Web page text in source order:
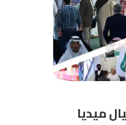
2026-08-07
ميديا